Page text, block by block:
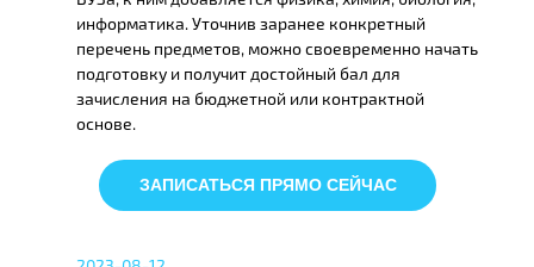
ЗАПИСАТЬСЯ ПРЯМО СЕЙЧАС
информатика. Уточнив заранее конкретный
перечень предметов, можно своевременно начать
подготовку и получит достойный бал для
зачисления на бюджетной или контрактной
основе.